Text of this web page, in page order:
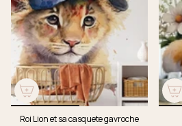
Roi Lion et sa casquete gavroche